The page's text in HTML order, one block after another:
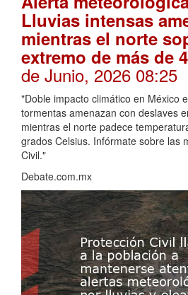
Lluvias intensas
mientras el norte
extremo de más de
de Junio, 2026 08:25
"Doble impacto climático en México
tormentas amenazan con deslaves
mientras el norte padece
grados Celsius. Infórmate sobre las
Civil."
Debate.com.mx